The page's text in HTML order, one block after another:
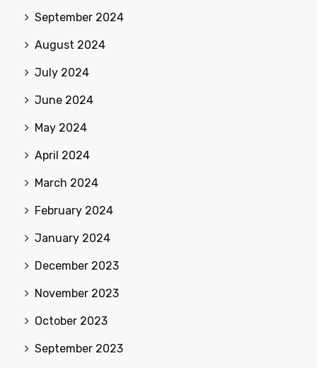
September 2024
August 2024
July 2024
June 2024
May 2024
April 2024
March 2024
February 2024
January 2024
December 2023
November 2023
October 2023
September 2023